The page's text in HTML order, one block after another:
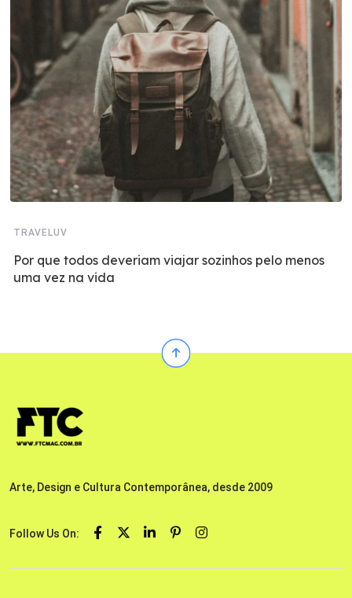
TRAVELUV
Por que todos deveriam viajar sozinhos pelo menos
uma vez na vida
Arte, Design e Cultura Contemporânea, desde 2009
Follow Us On: